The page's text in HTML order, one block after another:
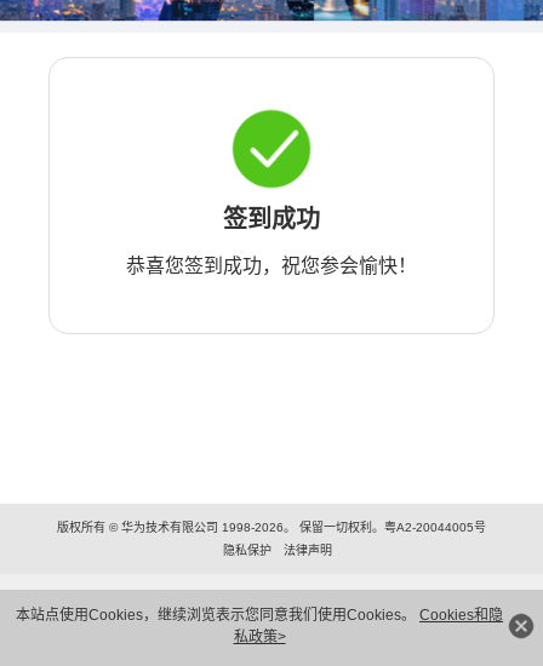
本站点使用Cookies，继续浏览表示您同意我们使用Cookies。 Cookies和隐
私政策>
签到成功
恭喜您签到成功，祝您参会愉快！
版权所有 © 华为技术有限公司 1998-2026。 保留一切权利。粤A2-20044005号
隐私保护
法律声明